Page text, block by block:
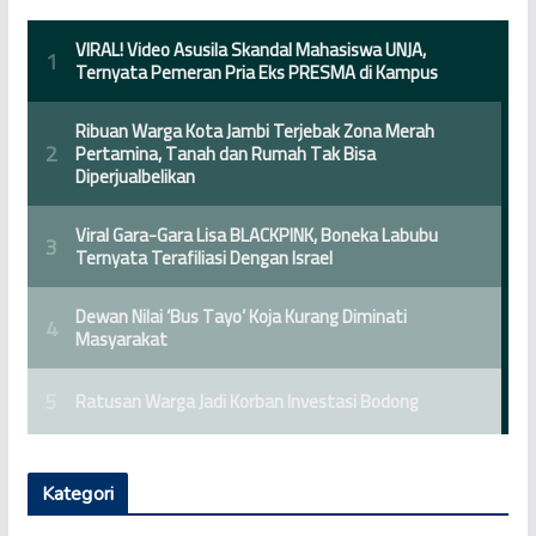
Kategori